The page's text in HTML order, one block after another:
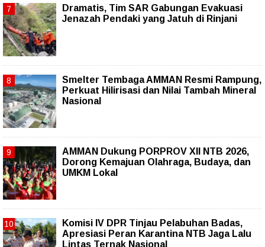
Dramatis, Tim SAR Gabungan Evakuasi
Jenazah Pendaki yang Jatuh di Rinjani
Smelter Tembaga AMMAN Resmi Rampung,
Perkuat Hilirisasi dan Nilai Tambah Mineral
Nasional
AMMAN Dukung PORPROV XII NTB 2026,
Dorong Kemajuan Olahraga, Budaya, dan
UMKM Lokal
Komisi IV DPR Tinjau Pelabuhan Badas,
Apresiasi Peran Karantina NTB Jaga Lalu
Lintas Ternak Nasional